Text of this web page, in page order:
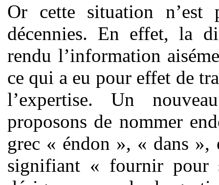
Or cette situation n’est
décennies. En effet, la
rendu l’information
ce qui a eu pour effet de
l’expertise. Un
proposons de nommer
grec « éndon », « dans
signifiant « fournir pour